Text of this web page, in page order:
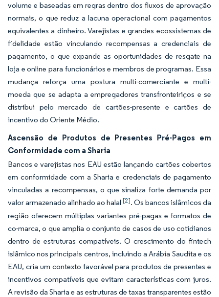
volume e baseadas em regras dentro dos fluxos de aprovação
normais, o que reduz a lacuna operacional com pagamentos
equivalentes a dinheiro. Varejistas e grandes ecossistemas de
fidelidade estão vinculando recompensas a credenciais de
pagamento, o que expande as oportunidades de resgate na
loja e online para funcionários e membros de programas. Essa
mudança reforça uma postura multi-comerciante e multi-
moeda que se adapta a empregadores transfronteiriços e se
distribui pelo mercado de cartões-presente e cartões de
incentivo do Oriente Médio.
Ascensão de Produtos de Presentes Pré-Pagos em
Conformidade com a Sharia
Bancos e varejistas nos EAU estão lançando cartões cobertos
em conformidade com a Sharia e credenciais de pagamento
vinculadas a recompensas, o que sinaliza forte demanda por
valor armazenado alinhado ao halal [2]. Os bancos islâmicos da
região oferecem múltiplas variantes pré-pagas e formatos de
co-marca, o que amplia o conjunto de casos de uso cotidianos
dentro de estruturas compatíveis. O crescimento do fintech
islâmico nos principais centros, incluindo a Arábia Saudita e os
EAU, cria um contexto favorável para produtos de presentes e
incentivos compatíveis que evitam características com juros.
A revisão da Sharia e as estruturas de taxas transparentes estão